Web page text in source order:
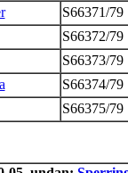
S66371/79
S66372/79
S66373/79
S66374/79
S66375/79